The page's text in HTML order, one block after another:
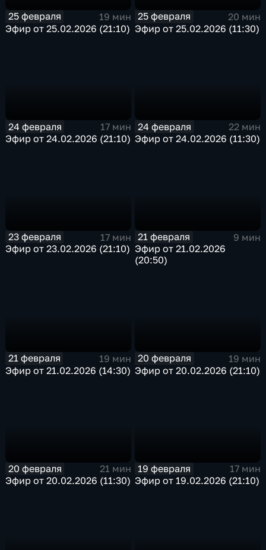
25 февраля
19 мин
Эфир от 25.02.2026 (21:10)
25 февраля
20 мин
Эфир от 25.02.2026 (11:30)
24 февраля
17 мин
Эфир от 24.02.2026 (21:10)
24 февраля
22 мин
Эфир от 24.02.2026 (11:30)
23 февраля
17 мин
Эфир от 23.02.2026 (21:10)
21 февраля
9 мин
Эфир от 21.02.2026
(20:50)
21 февраля
19 мин
Эфир от 21.02.2026 (14:30)
20 февраля
19 мин
Эфир от 20.02.2026 (21:10)
20 февраля
21 мин
Эфир от 20.02.2026 (11:30)
19 февраля
17 мин
Эфир от 19.02.2026 (21:10)